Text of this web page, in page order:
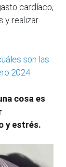
cardíaco,
y realizar
son las
2024
cosa es
y estrés.